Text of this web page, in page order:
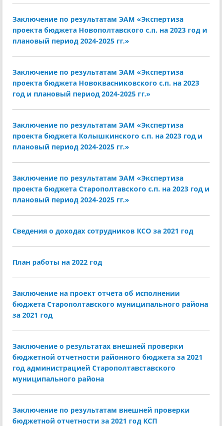
Заключение по результатам ЭАМ «Экспертиза
проекта бюджета Новополтавского с.п. на 2023 год и
плановый период 2024-2025 гг.»
Заключение по результатам ЭАМ «Экспертиза
проекта бюджета Новоквасниковского с.п. на 2023
год и плановый период 2024-2025 гг.»
Заключение по результатам ЭАМ «Экспертиза
проекта бюджета Колышкинского с.п. на 2023 год и
плановый период 2024-2025 гг.»
Заключение по результатам ЭАМ «Экспертиза
проекта бюджета Старополтавского с.п. на 2023 год и
плановый период 2024-2025 гг.»
Сведения о доходах сотрудников КСО за 2021 год
План работы на 2022 год
Заключение на проект отчета об исполнении
бюджета Старополтавского муниципального района
за 2021 год
Заключение о результатах внешней проверки
бюджетной отчетности районного бюджета за 2021
год администрацией Старополтавставского
муниципального района
Заключение по результатам внешней проверки
бюджетной отчетности за 2021 год КСП